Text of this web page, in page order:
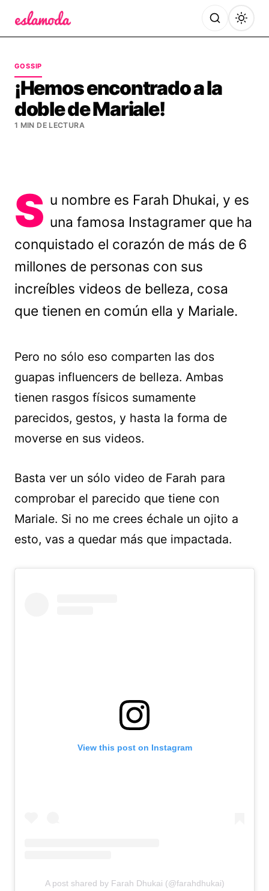
GOSSIP
¡Hemos encontrado a la
doble de Mariale!
1 MIN DE LECTURA
S u nombre es Farah Dhukai, y es
una famosa Instagramer que ha
conquistado el corazón de más de 6
millones de personas con sus
increíbles videos de belleza, cosa
que tienen en común ella y Mariale.
Pero no sólo eso comparten las dos
guapas influencers de belleza. Ambas
tienen rasgos físicos sumamente
parecidos, gestos, y hasta la forma de
moverse en sus videos.
Basta ver un sólo video de Farah para
comprobar el parecido que tiene con
Mariale. Si no me crees échale un ojito a
esto, vas a quedar más que impactada.
View this post on Instagram
A post shared by Farah Dhukai (@farahdhukai)